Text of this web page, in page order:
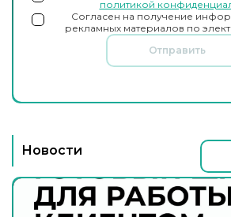
политикой
Согласен на получение
рекламных материалов по
Отправить
Новости